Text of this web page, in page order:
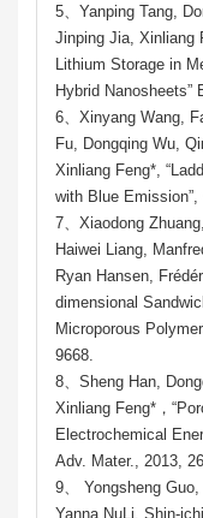
5、Yanping Tang,
Jinping Jia, Xinliang
Lithium Storage in
Hybrid Nanosheets”
6、Xinyang Wang,
Fu, Dongqing Wu,
Xinliang Feng*,
with Blue
7、Xiaodong
Haiwei Liang,
Ryan Hansen,
dimensional
Microporous
9668.
8、Sheng Han,
Xinliang Feng*，
Electrochemical
Adv. Mater., 2013,
9、 Yongsheng
Yanna NuLi, Shin-